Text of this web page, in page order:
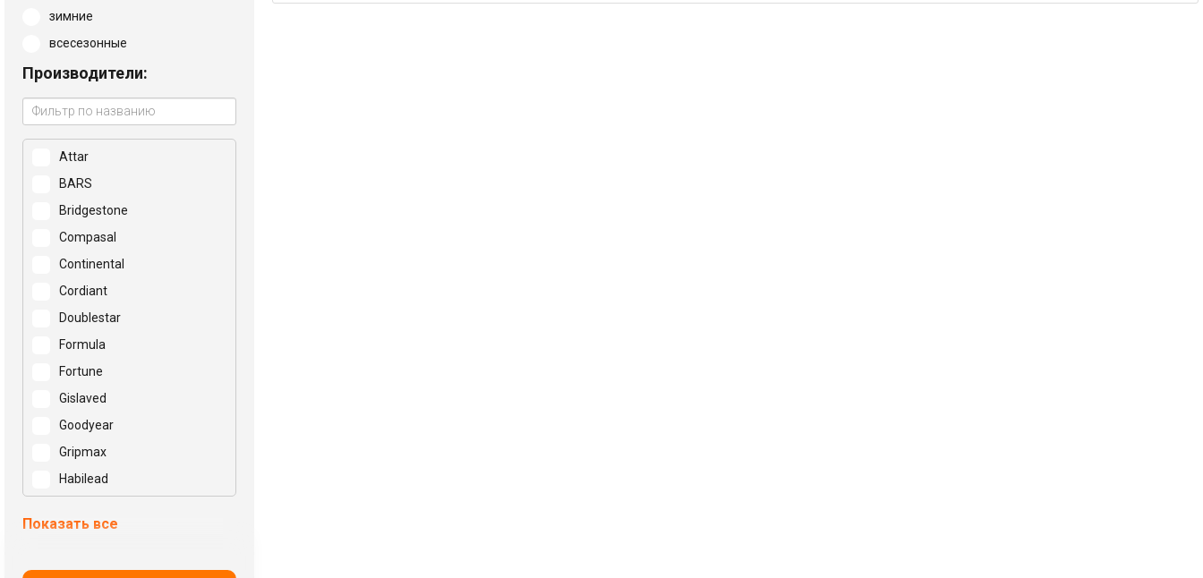
зимние
всесезонные
Производители:
Attar
BARS
Bridgestone
Compasal
Continental
Cordiant
Doublestar
Formula
Fortune
Gislaved
Goodyear
Gripmax
Habilead
Hifly
Показать все